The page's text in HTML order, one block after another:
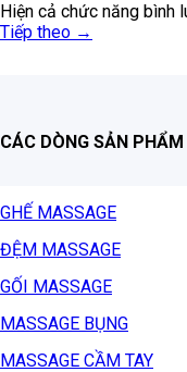
Hiện cả chức năng bình
Tiếp theo →
CÁC DÒNG SẢN
GHẾ MASSAGE
ĐỆM MASSAGE
GỐI MASSAGE
MASSAGE BỤNG
MASSAGE CẦM TAY